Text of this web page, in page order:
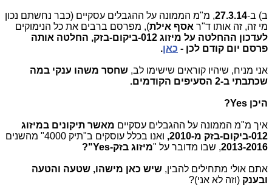
ב) ב-27.3.14, מ"מ הממונה על ההגבלים עסקיים (כבר נחשתם נכון
מי זה, זה אותו ד"ר אסף אילת), מפרסם ברבים את כל הנימוקים
לעדכון ההחלטה על מיזוג 012-ביקום-בזק, החלטה אותה
פרסם יום קודם לכן - כאן.
אני מניח, שיהיו קוראים שישימו לב, שחסר משהו ענקי במה
שכתבתי ב-2 הסעיפים הקודמים.
היכן Yes?
איך מ"מ הממונה על ההגבלים עסקיים מאשר תיקונים במיזוג
012-ביקום-בזק מ-2010,
ואנו בכלל עוסקים ב"תיק 4000" מהשנים
2013-2016, שבו מדובר על "מיזוג בזק-Yes"?
אתם אולי מתחילים להבין, שיש כאן מישהו, שטעה והטעה
ובענק (וזה לא אני)?